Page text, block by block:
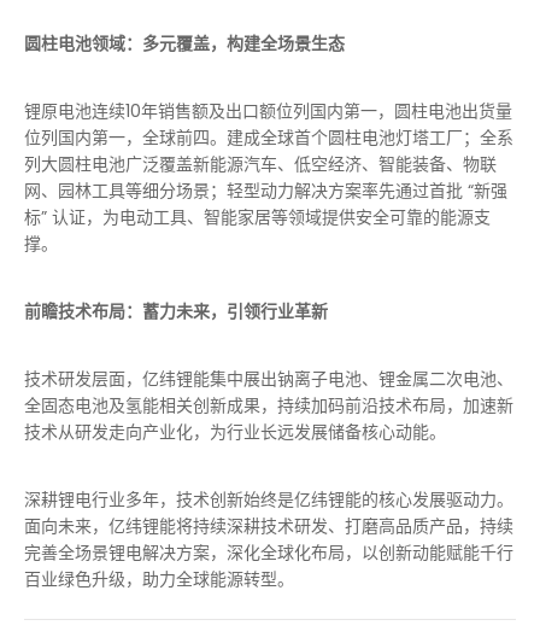
圆柱电池领域：多元覆盖，构建全场景生态
锂原电池连续10年销售额及出口额位列国内第一，圆柱电池出货量
位列国内第一，全球前四。建成全球首个圆柱电池灯塔工厂；全系
列大圆柱电池广泛覆盖新能源汽车、低空经济、智能装备、物联
网、园林工具等细分场景；轻型动力解决方案率先通过首批 “新强
标” 认证，为电动工具、智能家居等领域提供安全可靠的能源支
撑。
前瞻技术布局：蓄力未来，引领行业革新
技术研发层面，亿纬锂能集中展出钠离子电池、锂金属二次电池、
全固态电池及氢能相关创新成果，持续加码前沿技术布局，加速新
技术从研发走向产业化，为行业长远发展储备核心动能。
深耕锂电行业多年，技术创新始终是亿纬锂能的核心发展驱动力。
面向未来，亿纬锂能将持续深耕技术研发、打磨高品质产品，持续
完善全场景锂电解决方案，深化全球化布局，以创新动能赋能千行
百业绿色升级，助力全球能源转型。